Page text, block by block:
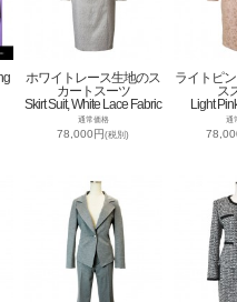
ホワイトレース生地のス
カートスーツ
Skirt Suit, White Lace Fabric
通常価格
78,000円(税別)
ライトピ
ス
Light
通